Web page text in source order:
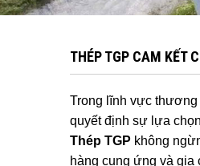
THÉP TGP CAM KẾT
Trong lĩnh vực thương
quyết định sự lựa
Thép TGP không
hàng cung ứng và gia